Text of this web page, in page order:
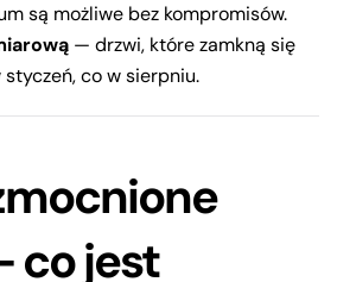
są możliwe bez kompromisów.
— drzwi, które zamkną się
co w sierpniu.
co jest